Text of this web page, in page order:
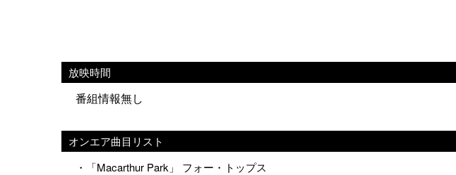
放映時間
番組情報無し
オンエア曲目リスト
・「Macarthur Park」 フォー・トップス